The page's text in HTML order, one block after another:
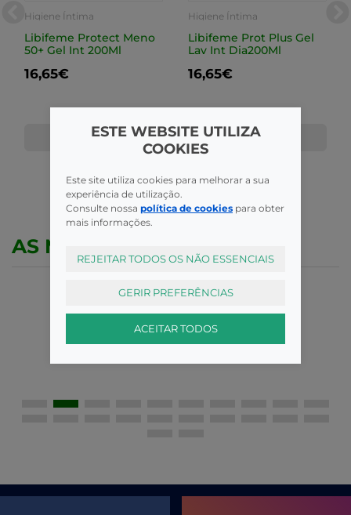
Higiene Íntima
Libifeme Protect Meno
50+ Gel Int 200Ml
16,65€
COMPRAR
Higiene Íntima
Libifeme Prot Plus Gel
Lav Int Dia200Ml
16,65€
COMPRAR
AS MELHORES MARCAS
ESTE WEBSITE UTILIZA
COOKIES
Este site utiliza cookies para melhorar a sua
experiência de utilização.
Consulte nossa política de cookies para obter
mais informações.
REJEITAR TODOS OS NÃO ESSENCIAIS
GERIR PREFERÊNCIAS
ACEITAR TODOS